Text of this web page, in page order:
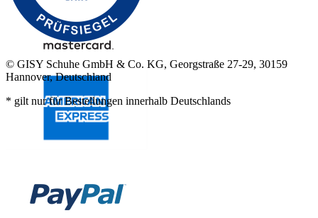
© GISY Schuhe GmbH & Co. KG, Georgstraße 27-29, 30159
Hannover, Deutschland
* gilt nur für Bestellungen innerhalb Deutschlands